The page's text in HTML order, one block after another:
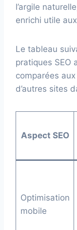
l’argile
enrichi utile
Le tableau
pratiques SEO
comparées
d’autres sites
Aspect SEO
Optimisation
mobile